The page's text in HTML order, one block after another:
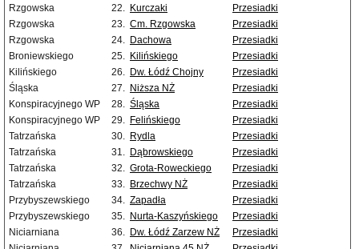
Rzgowska
22. Kurczaki
Przesiadki
Rzgowska
23. Cm. Rzgowska
Przesiadki
Rzgowska
24. Dachowa
Przesiadki
Broniewskiego
25. Kilińskiego
Przesiadki
Kilińskiego
26. Dw. Łódź Chojny
Przesiadki
Śląska
27. Niższa NŻ
Przesiadki
Konspiracyjnego WP
28. Śląska
Przesiadki
Konspiracyjnego WP
29. Felińskiego
Przesiadki
Tatrzańska
30. Rydla
Przesiadki
Tatrzańska
31. Dąbrowskiego
Przesiadki
Tatrzańska
32. Grota-Roweckiego
Przesiadki
Tatrzańska
33. Brzechwy NŻ
Przesiadki
Przybyszewskiego
34. Zapadła
Przesiadki
Przybyszewskiego
35. Nurta-Kaszyńskiego
Przesiadki
Niciarniana
36. Dw. Łódź Zarzew NŻ
Przesiadki